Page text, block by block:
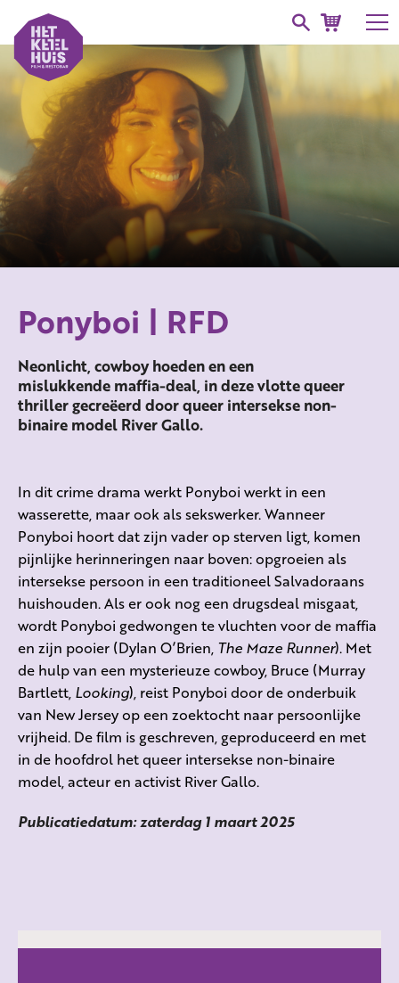
Ponyboi | RFD
Neonlicht, cowboy hoeden en een
mislukkende maffia-deal, in deze vlotte queer
thriller gecreëerd door queer intersekse non-
binaire model River Gallo.
In dit crime drama werkt Ponyboi werkt in een
wasserette, maar ook als sekswerker. Wanneer
Ponyboi hoort dat zijn vader op sterven ligt, komen
pijnlijke herinneringen naar boven: opgroeien als
intersekse persoon in een traditioneel Salvadoraans
huishouden. Als er ook nog een drugsdeal misgaat,
wordt Ponyboi gedwongen te vluchten voor de maffia
en zijn pooier (Dylan O’Brien, The Maze Runner). Met
de hulp van een mysterieuze cowboy, Bruce (Murray
Bartlett, Looking), reist Ponyboi door de onderbuik
van New Jersey op een zoektocht naar persoonlijke
vrijheid. De film is geschreven, geproduceerd en met
in de hoofdrol het queer intersekse non-binaire
model, acteur en activist River Gallo.
Publicatiedatum: zaterdag 1 maart 2025